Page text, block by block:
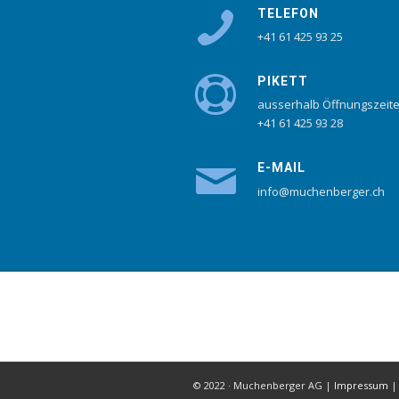
TELEFON
+41 61 425 93 25
PIKETT
ausserhalb
+41 61 425 93 28
E-MAIL
info@muchenberger.ch
© 2022 · Muchenberger AG | Impressum |